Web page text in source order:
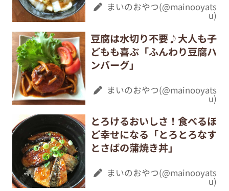
まいのおやつ(@mainooyats
u)
豆腐は水切り不要♪大人も子
どもも喜ぶ「ふんわり豆腐ハ
ンバーグ」
まいのおやつ(@mainooyats
u)
とろけるおいしさ！食べるほ
ど幸せになる「とろとろなす
とさばの蒲焼き丼」
まいのおやつ(@mainooyats
u)